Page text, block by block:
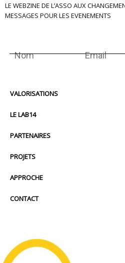
LE WEBZINE DE L’ASSO AUX
MESSAGES POUR LES EVENEMENTS
VALORISATIONS
LE LAB14
PARTENAIRES
PROJETS
APPROCHE
CONTACT